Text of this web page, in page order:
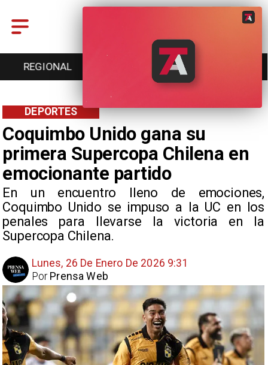
ENTRETENCIÓN
Coquimbo Unido gana su
primera Supercopa Chilena en
emocionante partido
En un encuentro lleno de emociones,
Coquimbo Unido se impuso a la UC en los
penales para llevarse la victoria en la
Supercopa Chilena.
DEPORTES
Lunes, 26 De Enero De 2026 9:31
Prensa Web
Por